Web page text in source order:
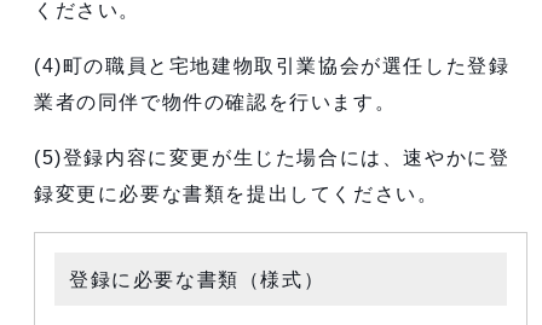
ください。
(4)町の職員と宅地建物取引業協会が選任した登録
業者の同伴で物件の確認を行います。
(5)登録内容に変更が生じた場合には、速やかに登
録変更に必要な書類を提出してください。
登録に必要な書類（様式）